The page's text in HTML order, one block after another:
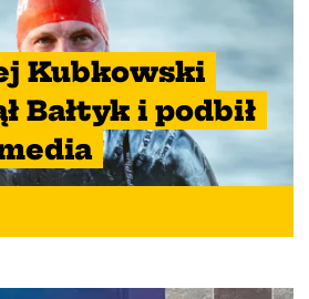
Kubkowski
Bałtyk i podbił